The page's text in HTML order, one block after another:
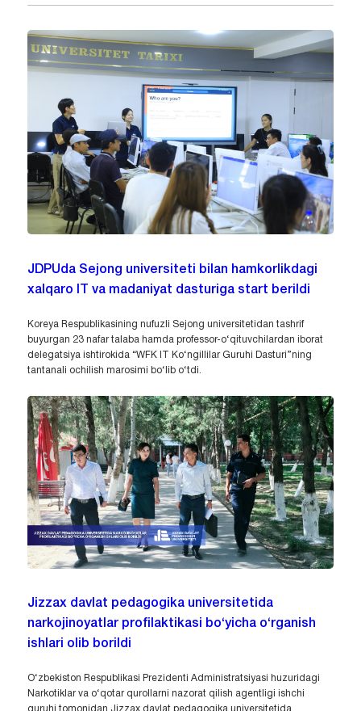
JDPUda Sejong universiteti bilan hamkorlikdagi
xalqaro IT va madaniyat dasturiga start berildi
Koreya Respublikasining nufuzli Sejong universitetidan tashrif
buyurgan 23 nafar talaba hamda professor-o‘qituvchilardan iborat
delegatsiya ishtirokida “WFK IT Ko‘ngillilar Guruhi Dasturi”ning
tantanali ochilish marosimi bo‘lib o‘tdi.
Jizzax davlat pedagogika universitetida
narkojinoyatlar profilaktikasi bo‘yicha o‘rganish
ishlari olib borildi
O‘zbekiston Respublikasi Prezidenti Administratsiyasi huzuridagi
Narkotiklar va o‘qotar qurollarni nazorat qilish agentligi ishchi
guruhi tomonidan Jizzax davlat pedagogika universitetida